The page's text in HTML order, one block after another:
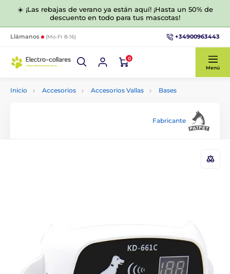
☀️ ¡Las rebajas de verano ya están aquí! ¡Hasta un 50% de
descuento en todo para tus mascotas!
Llámanos (Mo-Fr 8-16) +34900963443
0
Menú
Inicio Accesorios Accesorios Vallas Bases
Fabricante